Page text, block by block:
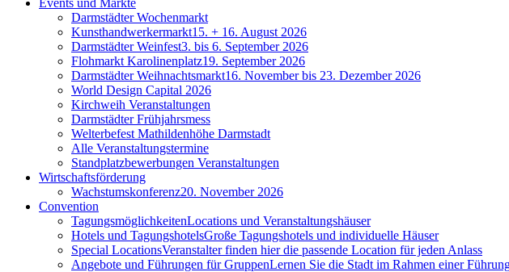
Events und Märkte
Darmstädter Wochenmarkt
Kunsthandwerkermarkt15. + 16. August 2026
Darmstädter Weinfest3. bis 6. September 2026
Flohmarkt Karolinenplatz19. September 2026
Darmstädter Weihnachtsmarkt16. November bis 23. Dezember 2026
World Design Capital 2026
Kirchweih Veranstaltungen
Darmstädter Frühjahrsmess
Welterbefest Mathildenhöhe Darmstadt
Alle Veranstaltungstermine
Standplatzbewerbungen Veranstaltungen
Wirtschaftsförderung
Wachstumskonferenz20. November 2026
Convention
TagungsmöglichkeitenLocations und Veranstaltungshäuser
Hotels und TagungshotelsGroße Tagungshotels und individuelle Häuser
Special LocationsVeranstalter finden hier die passende Location für jeden Anlass
Angebote und Führungen für GruppenLernen Sie die Stadt im Rahmen einer